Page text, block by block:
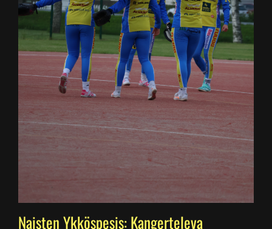
Naisten Ykköspesis: Kangerteleva